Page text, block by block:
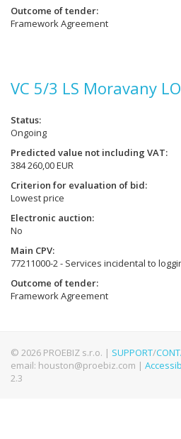
Outcome of tender
Framework Agreement
VC 5/3 LS Moravany
Status
Ongoing
Predicted value not including VAT
384 260,00 EUR
Criterion for evaluation of bid
Lowest price
Electronic auction
No
Main CPV
77211000-2 - Services incidental to
Outcome of tender
Framework Agreement
© 2026 PROEBIZ s.r.o. | SUPPORT/
email: houston@proebiz.com |
2.3